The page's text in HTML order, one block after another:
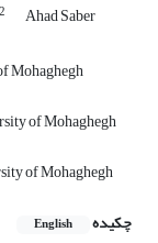
2 Ahad Saber
Mohaghegh
of Mohaghegh
of Mohaghegh
چکیده
English